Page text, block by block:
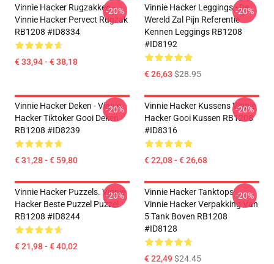
Vinnie Hacker Rugzakken -
Vinnie Hacker Pervect Rugzak
RB1208 #ID8334
€ 33,94 - € 38,18
-20%
Vinnie Hacker Leggings - De
Wereld Zal Pijn Referentie
Kennen Leggings RB1208
#ID8192
€ 26,63 $28.95
-20%
Vinnie Hacker Deken - Vinnie
Hacker Tiktoker Gooi Deken
RB1208 #ID8239
€ 31,28 - € 59,80
-20%
Vinnie Hacker Kussens Vinnie
Hacker Gooi Kussen RB1208
#ID8316
€ 22,08 - € 26,68
-20%
Vinnie Hacker Puzzels. Vinnie
Hacker Beste Puzzel Puzzel
RB1208 #ID8244
€ 21,98 - € 40,02
-20%
Vinnie Hacker Tanktops -
Vinnie Hacker Verpakking Van
5 Tank Boven RB1208
#ID8128
€ 22,49$24.45
-20%